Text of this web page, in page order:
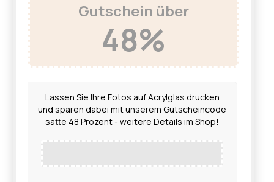
Gutschein über
48%
Lassen Sie Ihre Fotos auf Acrylglas drucken
und sparen dabei mit unserem Gutscheincode
satte 48 Prozent - weitere Details im Shop!